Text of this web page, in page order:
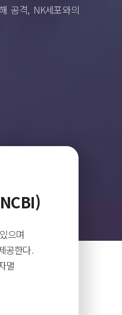
공격, NK세포와의
으며
공한다.
멸